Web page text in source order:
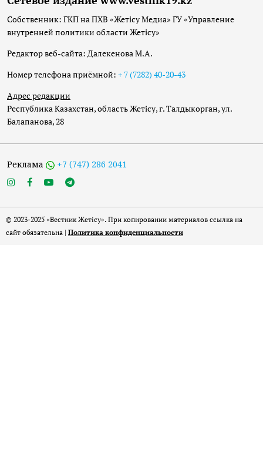
Собственник: ГКП на ПХВ «Жетісу Медиа» ГУ «Управление
внутренней политики области Жетісу»
Редактор веб-сайта: Далекенова М.А.
Номер телефона приёмной: + 7 (7282) 40-20-43
Адрес редакции
Республика Казахстан, область Жетісу, г. Талдыкорган, ул.
Балапанова, 28
Реклама +7 (747) 286 2041
© 2023-2025 «Вестник Жетісу». При копировании материалов ссылка на
сайт обязательна | Политика конфиденциальности